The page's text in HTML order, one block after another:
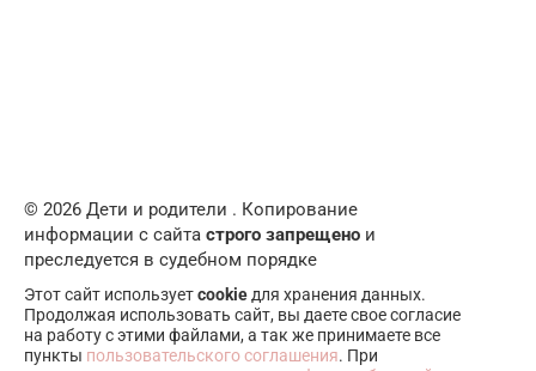
© 2026 Дети и родители . Копирование
информации с сайта строго запрещено и
преследуется в судебном порядке
Этот сайт используетcookie для хранения данных.
Продолжая использовать сайт, вы даете свое согласие
на работу с этими файлами, а так же принимаете все
пункты пользовательского соглашения. При